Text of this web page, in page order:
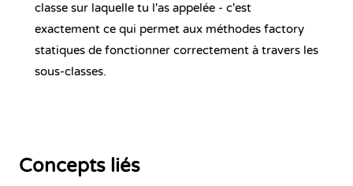
classe sur laquelle tu l'as appelée - c'est
exactement ce qui permet aux méthodes factory
statiques de fonctionner correctement à travers les
sous-classes.
Concepts liés